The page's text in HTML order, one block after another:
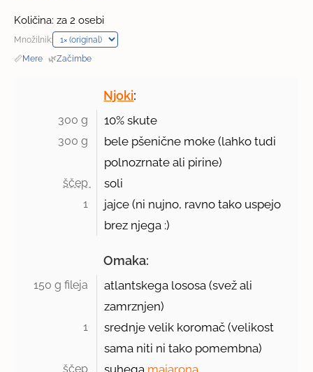
Količina: za 2 osebi
Množilnik:
📏Mere · 🌿Začimbe
Njoki:
300 g 10% skute
300 g
bele pšenične moke (lahko tudi
polnozrnate ali pirine)
ščep soli
1
jajce (ni nujno, ravno tako uspejo
brez njega :)
Omaka:
150 g fileja
atlantskega lososa (svež ali
zamrznjen)
1
srednje velik koromač (velikost
sama niti ni tako pomembna)
ščep